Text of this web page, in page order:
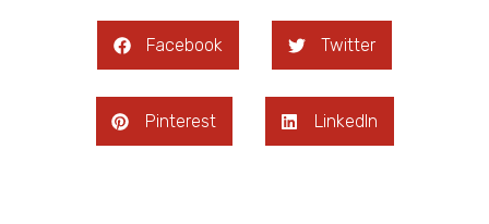
Facebook Twitter
Pinterest LinkedIn